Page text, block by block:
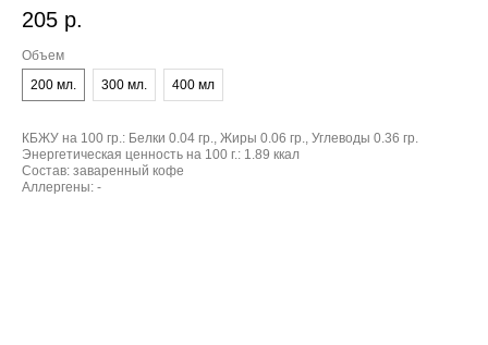
205 р.
Объем
200 мл.
300 мл. 400 мл
КБЖУ на 100 гр.: Белки 0.04 гр., Жиры 0.06 гр., Углеводы 0.36 гр.
Энергетическая ценность на 100 г.: 1.89 ккал
Состав: заваренный кофе
Аллергены: -